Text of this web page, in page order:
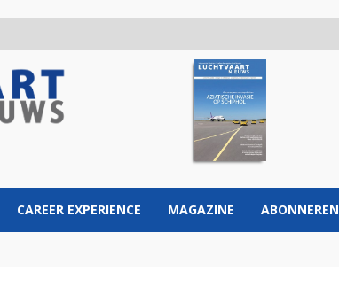
CAREER EXPERIENCE MAGAZINE ABONNEREN